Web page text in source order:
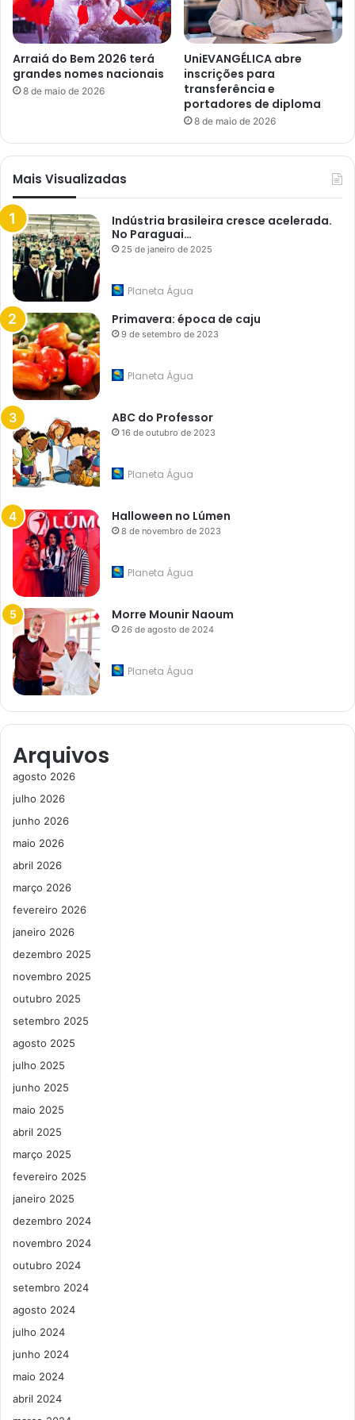
Arraiá do Bem 2026 terá
grandes nomes nacionais
8 de maio de 2026
UniEVANGÉLICA abre
inscrições para
transferência e
portadores de diploma
8 de maio de 2026
Mais Visualizadas
Indústria brasileira cresce acelerada.
No Paraguai…
25 de janeiro de 2025
Planeta Água
Primavera: época de caju
9 de setembro de 2023
Planeta Água
ABC do Professor
16 de outubro de 2023
Planeta Água
Halloween no Lúmen
8 de novembro de 2023
Planeta Água
Morre Mounir Naoum
26 de agosto de 2024
Planeta Água
Arquivos
agosto 2026
julho 2026
junho 2026
maio 2026
abril 2026
março 2026
fevereiro 2026
janeiro 2026
dezembro 2025
novembro 2025
outubro 2025
setembro 2025
agosto 2025
julho 2025
junho 2025
maio 2025
abril 2025
março 2025
fevereiro 2025
janeiro 2025
dezembro 2024
novembro 2024
outubro 2024
setembro 2024
agosto 2024
julho 2024
junho 2024
maio 2024
abril 2024